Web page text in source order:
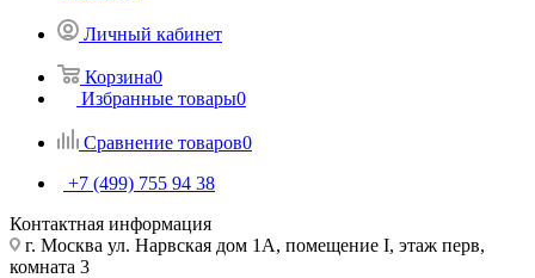
Личный кабинет
Корзина0
Избранные товары0
Сравнение товаров0
+7 (499) 755 94 38
Контактная информация
г. Москва ул. Нарвская дом 1А, помещение I, этаж перв,
комната 3